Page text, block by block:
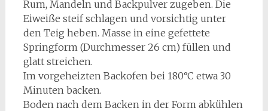
Rum, Mandeln und Backpulver zugeben. Die
Eiweiße steif schlagen und vorsichtig unter
den Teig heben. Masse in eine gefettete
Springform (Durchmesser 26 cm) füllen und
glatt streichen.
Im vorgeheizten Backofen bei 180°C etwa 30
Minuten backen.
Boden nach dem Backen in der Form abkühlen